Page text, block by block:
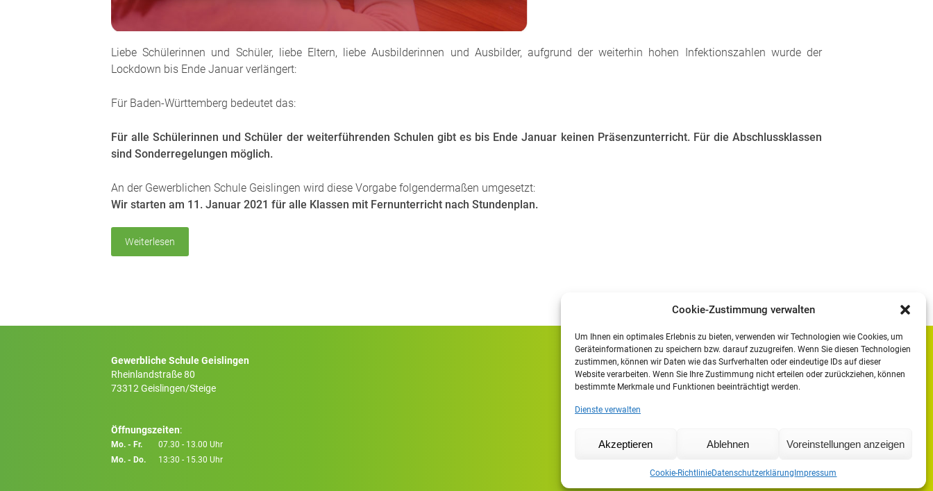
Cookie-Zustimmung verwalten
Um Ihnen ein optimales Erlebnis zu bieten, verwenden wir Technologien wie Cookies, um
Geräteinformationen zu speichern bzw. darauf zuzugreifen. Wenn Sie diesen Technologien
zustimmen, können wir Daten wie das Surfverhalten oder eindeutige IDs auf dieser
Website verarbeiten. Wenn Sie Ihre Zustimmung nicht erteilen oder zurückziehen, können
bestimmte Merkmale und Funktionen beeinträchtigt werden.
Dienste verwalten
Akzeptieren Ablehnen Voreinstellungen anzeigen
Cookie-RichtlinieDatenschutzerklärung Impressum
Liebe Schülerinnen und Schüler, liebe Eltern, liebe Ausbilderinnen und Ausbilder, aufgrund der weiterhin hohen Infektionszahlen wurde der
Lockdown bis Ende Januar verlängert:
Für Baden-Württemberg bedeutet das:
Für alle Schülerinnen und Schüler der weiterführenden Schulen gibt es bis Ende Januar keinen Präsenzunterricht. Für die Abschlussklassen
sind Sonderregelungen möglich.
An der Gewerblichen Schule Geislingen wird diese Vorgabe folgendermaßen umgesetzt:
Wir starten am 11. Januar 2021 für alle Klassen mit Fernunterricht nach Stundenplan.
Weiterlesen
Gewerbliche Schule Geislingen
Rheinlandstraße 80
73312 Geislingen/Steige
Öffnungszeiten:
Mo. - Fr.
07.30 - 13.00 Uhr
Mo. - Do.
13:30 - 15.30 Uhr
Impressum
Datenschutzerklärung
Cookie-Richtlinie (EU)